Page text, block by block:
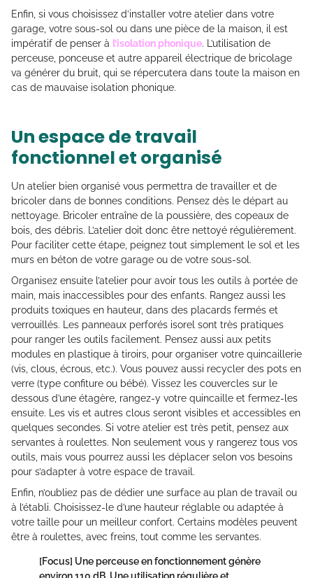
Enfin, si vous choisissez d’installer votre atelier dans votre
garage, votre sous-sol ou dans une pièce de la maison, il est
impératif de penser à l’isolation phonique. L’utilisation de
perceuse, ponceuse et autre appareil électrique de bricolage
va générer du bruit, qui se répercutera dans toute la maison en
cas de mauvaise isolation phonique.
Un espace de travail
fonctionnel et organisé
Un atelier bien organisé vous permettra de travailler et de
bricoler dans de bonnes conditions. Pensez dès le départ au
nettoyage. Bricoler entraîne de la poussière, des copeaux de
bois, des débris. L’atelier doit donc être nettoyé régulièrement.
Pour faciliter cette étape, peignez tout simplement le sol et les
murs en béton de votre garage ou de votre sous-sol.
Organisez ensuite l’atelier pour avoir tous les outils à portée de
main, mais inaccessibles pour des enfants. Rangez aussi les
produits toxiques en hauteur, dans des placards fermés et
verrouillés. Les panneaux perforés isorel sont très pratiques
pour ranger les outils facilement. Pensez aussi aux petits
modules en plastique à tiroirs, pour organiser votre quincaillerie
(vis, clous, écrous, etc.). Vous pouvez aussi recycler des pots en
verre (type confiture ou bébé). Vissez les couvercles sur le
dessous d’une étagère, rangez-y votre quincaille et fermez-les
ensuite. Les vis et autres clous seront visibles et accessibles en
quelques secondes. Si votre atelier est très petit, pensez aux
servantes à roulettes. Non seulement vous y rangerez tous vos
outils, mais vous pourrez aussi les déplacer selon vos besoins
pour s’adapter à votre espace de travail.
Enfin, n’oubliez pas de dédier une surface au plan de travail ou
à l’établi. Choisissez-le d’une hauteur réglable ou adaptée à
votre taille pour un meilleur confort. Certains modèles peuvent
être à roulettes, avec freins, tout comme les servantes.
[Focus] Une perceuse en fonctionnement génère